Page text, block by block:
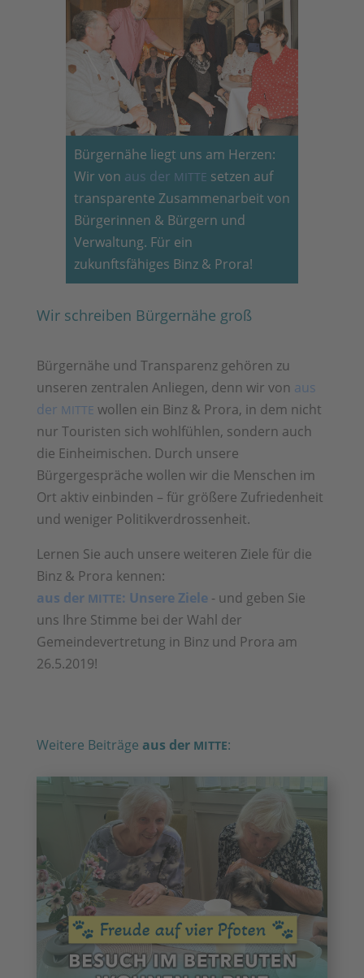
Bürgernähe liegt uns am Herzen:
Wir von aus der MITTE setzen auf
transparente Zusammenarbeit von
Bürgerinnen & Bürgern und
Verwaltung. Für ein
zukunftsfähiges Binz & Prora!
Wir schreiben Bürgernähe groß
Bürgernähe und Transparenz gehören zu
unseren zentralen Anliegen, denn wir von aus
der MITTE wollen ein Binz & Prora, in dem nicht
nur Touristen sich wohlfühlen, sondern auch
die Einheimischen. Durch unsere
Bürgergespräche wollen wir die Menschen im
Ort aktiv einbinden – für größere Zufriedenheit
und weniger Politikverdrossenheit.
Lernen Sie auch unsere weiteren Ziele für die
Binz & Prora kennen:
aus der MITTE: Unsere Ziele - und geben Sie
uns Ihre Stimme bei der Wahl der
Gemeindevertretung in Binz und Prora am
26.5.2019!
Weitere Beiträge aus der MITTE: